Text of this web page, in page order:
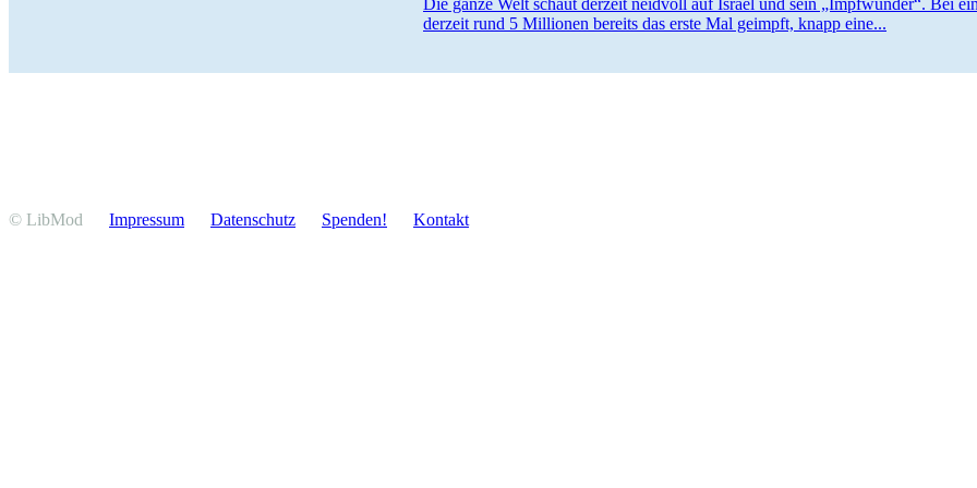
derzeit rund 5 Millionen bereits das erste Mal geimpft, knapp eine...
© LibMod Impressum Daten­schutz Spenden! Kontakt